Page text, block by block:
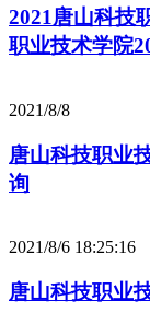
2021唐山科技
职业技术学院
2021/8/8
唐山科技职业
询
2021/8/6 18:25:16
唐山科技职业